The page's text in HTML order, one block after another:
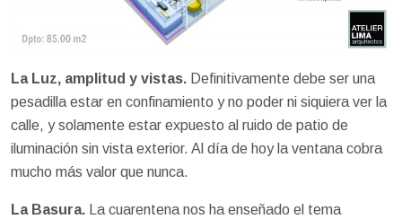
La Luz, amplitud y vistas. Definitivamente debe ser una
pesadilla estar en confinamiento y no poder ni siquiera ver la
calle, y solamente estar expuesto al ruido de patio de
iluminación sin vista exterior. Al día de hoy la ventana cobra
mucho más valor que nunca.
La Basura. La cuarentena nos ha enseñado el tema